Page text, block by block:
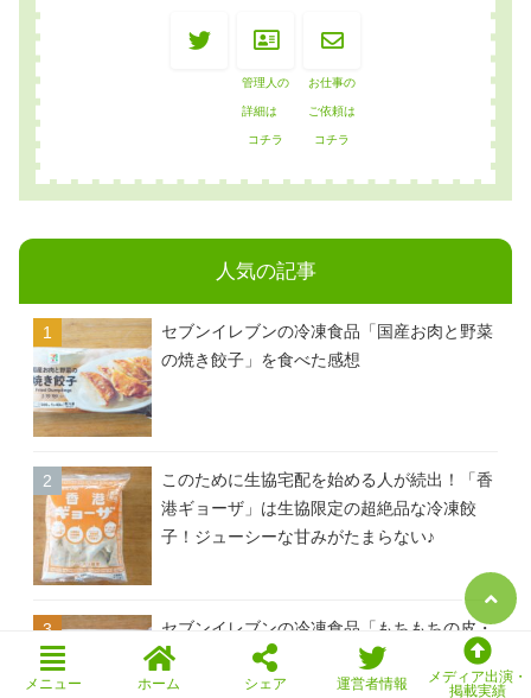
管理人の
詳細は
コチラ
お仕事の
ご依頼は
コチラ
人気の記事
セブンイレブンの冷凍食品「国産お肉と野菜
の焼き餃子」を食べた感想
このために生協宅配を始める人が続出！「香
港ギョーザ」は生協限定の超絶品な冷凍餃
子！ジューシーな甘みがたまらない♪
セブンイレブンの冷凍食品「もちもちの皮・
海老蒸し餃子」を食べた感想
メニュー ホーム シェア 運営者情報
メディア出演・
掲載実績